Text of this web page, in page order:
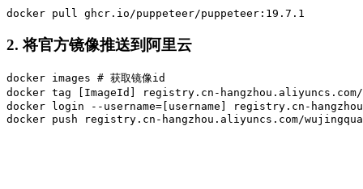
docker pull ghcr.io/puppeteer/puppeteer:19.7.1
2. 将官方镜像推送到阿里云
docker images # 获取镜像id
docker tag [ImageId] registry.cn-hangzhou.aliyuncs.com/
docker login --username=[username] registry.cn-
docker push registry.cn-hangzhou.aliyuncs.com/